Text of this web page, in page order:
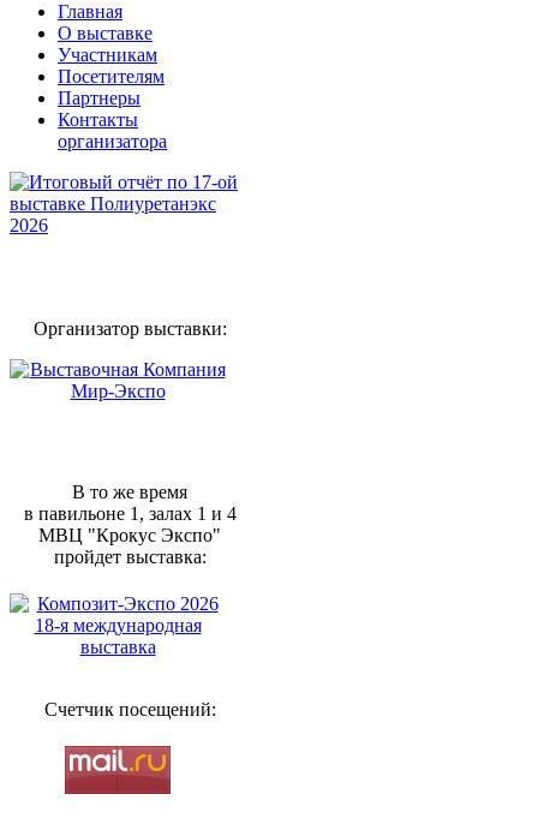
Главная
О выставке
Участникам
Посетителям
Партнеры
Контакты
организатора
Организатор выставки:
В то же время
в павильоне 1, залах 1 и 4
МВЦ "Крокус Экспо"
пройдет выставка:
Счетчик посещений: